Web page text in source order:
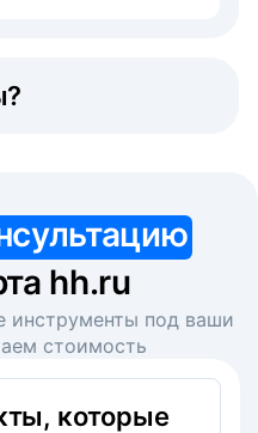
hh.ru
под ваши
стоимость
которые